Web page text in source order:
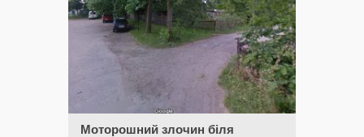
Моторошний злочин біля